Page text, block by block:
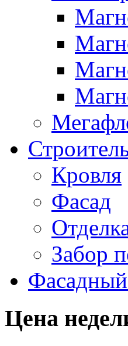
Кровля
Фасад
Забор
Цена